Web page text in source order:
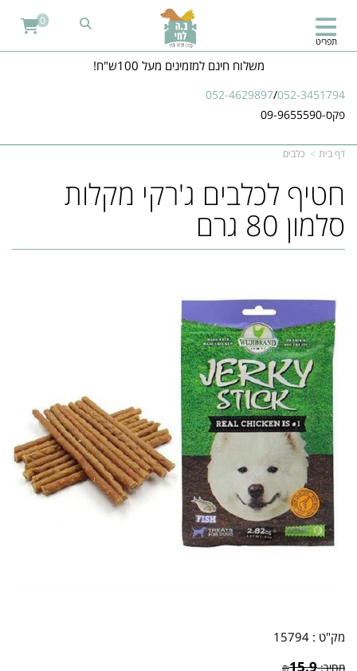
משלוח חינם למזמינים מעל 100ש"ח!
052-4629897/052-3451794
פקס-09-9655590
תפריט
0
דף בית כלבים
חטיף לכלבים ג'רקי מקלות
סלמון 80 גרם
מק"ט : 15794
מחיר: ₪15.9